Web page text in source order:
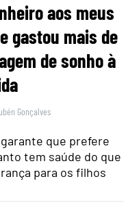
aos meus
gastou mais de
de sonho à
Gonçalves
que prefere
tem saúde do que
para os filhos